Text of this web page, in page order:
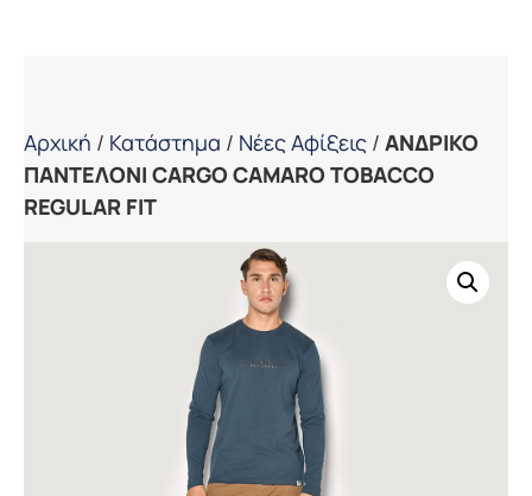
Αρχική / Κατάστημα / Νέες Αφίξεις / ΑΝΔΡΙΚΟ
ΠΑΝΤΕΛΟΝΙ CARGO CAMARO TOBACCO
REGULAR FIT